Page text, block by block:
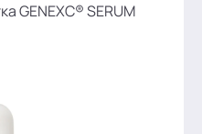
GENEXC® SERUM